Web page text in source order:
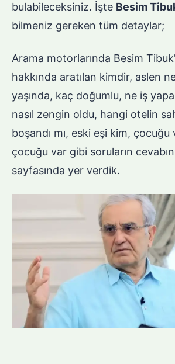
bulabileceksiniz. İşte Besim
bilmeniz gereken tüm detaylar;
Arama motorlarında Besim
hakkında aratılan kimdir, aslen
yaşında, kaç doğumlu, ne iş
nasıl zengin oldu, hangi otelin
boşandı mı, eski eşi kim, çocuğu
çocuğu var gibi soruların
sayfasında yer verdik.